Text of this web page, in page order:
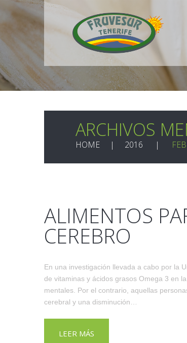
ARCHIVOS
HOME 2016
ALIMENTOS
CEREBRO
En una investigación llevada a cabo por la
de vitaminas y ácidos grasos Omega 3 en
mentales. Por el contrario, aquellas
cerebral y una disminución…
LEER MÁS